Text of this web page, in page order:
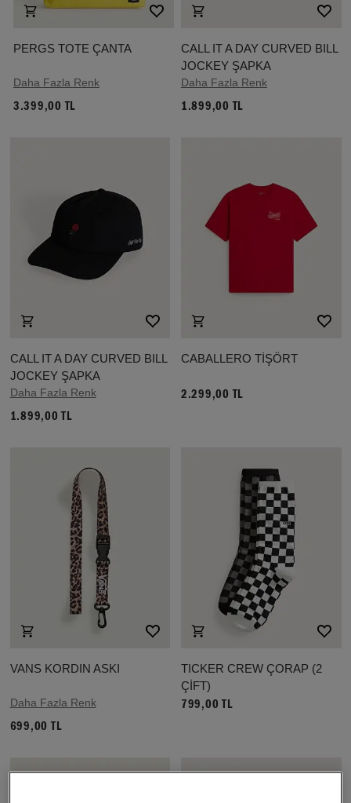
PERGS TOTE ÇANTA
Daha Fazla Renk
3.399,00 TL
CALL IT A DAY CURVED BILL
JOCKEY ŞAPKA
Daha Fazla Renk
1.899,00 TL
CALL IT A DAY CURVED BILL
JOCKEY ŞAPKA
Daha Fazla Renk
1.899,00 TL
CABALLERO TİŞÖRT
2.299,00 TL
VANS KORDIN ASKI
Daha Fazla Renk
699,00 TL
TICKER CREW ÇORAP (2
ÇİFT)
799,00 TL